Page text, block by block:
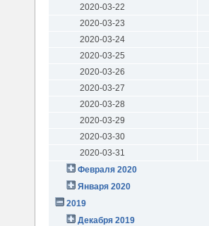
2020-03-22
2020-03-23
2020-03-24
2020-03-25
2020-03-26
2020-03-27
2020-03-28
2020-03-29
2020-03-30
2020-03-31
Февраля 2020
Января 2020
2019
Декабря 2019